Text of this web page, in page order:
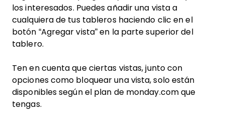
los interesados. Puedes añadir una vista a
cualquiera de tus tableros haciendo clic en el
botón “Agregar vista” en la parte superior del
tablero.
Ten en cuenta que ciertas vistas, junto con
opciones como bloquear una vista, solo están
disponibles según el plan de monday.com que
tengas.